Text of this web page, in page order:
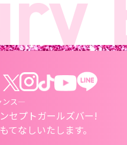
ンス―
セプトガールズバー!
てなしいたします。